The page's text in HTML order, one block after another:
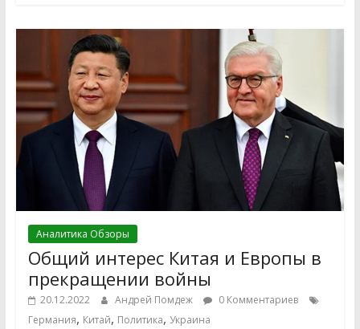
Аналитика Обзоры
Общий интерес Китая и Европы в
прекращении войны
20.12.2022 Андрей Помдеж
0 Комментариев
Германия, Китай, Политика, Украина